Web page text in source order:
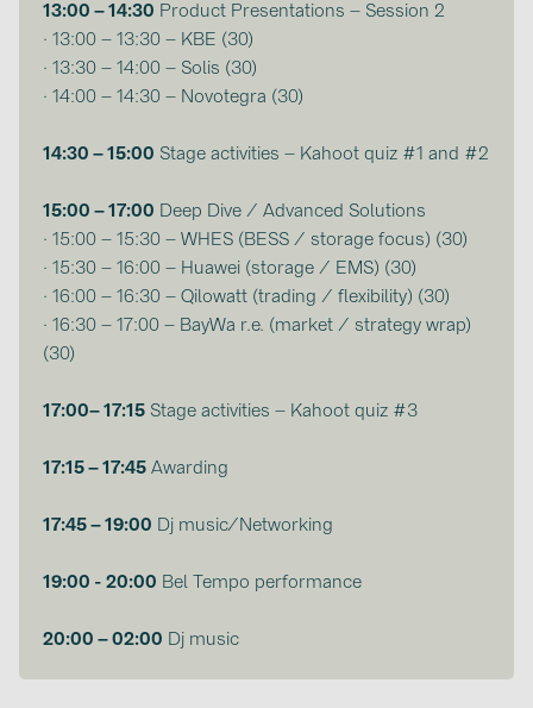
NOVOTEGRA (315)
PROJOY (3)
PRYSMIAN DRAKA (18)
SMA (1)
SolarEdge (2)
Solinteg (4)
Solis (63)
Trina Solar (6)
Victron Energy B.V. (2)
13:00 – 14:30 Product Presentations – Session 2
· 13:00 – 13:30 – KBE (30)
· 13:30 – 14:00 – Solis (30)
· 14:00 – 14:30 – Novotegra (30)
14:30 – 15:00 Stage activities – Kahoot quiz #1 and #2
15:00 – 17:00 Deep Dive / Advanced Solutions
· 15:00 – 15:30 – WHES (BESS / storage focus) (30)
· 15:30 – 16:00 – Huawei (storage / EMS) (30)
· 16:00 – 16:30 – Qilowatt (trading / flexibility) (30)
· 16:30 – 17:00 – BayWa r.e. (market / strategy wrap)
(30)
17:00– 17:15 Stage activities – Kahoot quiz #3
17:15 – 17:45 Awarding
17:45 – 19:00 Dj music/Networking
19:00 - 20:00 Bel Tempo performance
20:00 – 02:00 Dj music